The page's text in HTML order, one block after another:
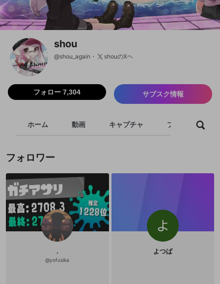
shou
@shou_again shouのXヘ
フォロー 7,304 サブスク情報
ホーム 動画 キャプチャ プレイリスト
フォロワー
.
@yofusika
よつば